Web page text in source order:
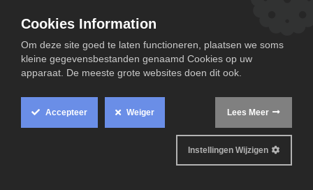
Cookies Information
Om deze site goed te laten functioneren, plaatsen we soms
kleine gegevensbestanden genaamd Cookies op uw
apparaat. De meeste grote websites doen dit ook.
Accepteer Weiger Lees Meer
Instellingen Wijzigen